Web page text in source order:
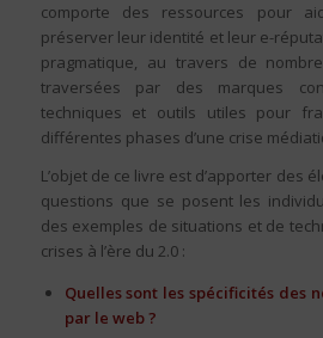
comporte des ressources pour
préserver leur identité et leur e-
pragmatique, au travers de
traversées par des marques
techniques et outils utiles pour
différentes phases d’une crise
L’objet de ce livre est d’apporter des
questions que se posent les
des exemples de situations et de
crises à l’ère du 2.0 :
Quelles sont les spécificités des
par le web ?